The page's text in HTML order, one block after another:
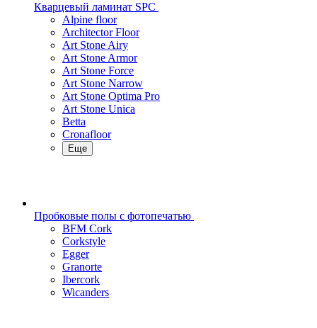
Кварцевый ламинат SPC
Alpine floor
Architector Floor
Art Stone Airy
Art Stone Armor
Art Stone Force
Art Stone Narrow
Art Stone Optima Pro
Art Stone Unica
Betta
Cronafloor
Еще
Пробковые полы с фотопечатью
BFM Cork
Corkstyle
Egger
Granorte
Ibercork
Wicanders